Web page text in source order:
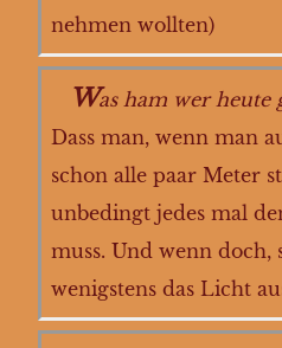
nehmen wollten)
Was ham wer heute
Dass man, wenn man
schon alle paar Meter
unbedingt jedes mal
muss. Und wenn doch,
wenigstens das Licht